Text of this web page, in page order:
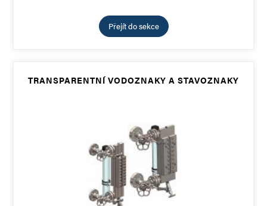
Přejít do sekce
TRANSPARENTNÍ VODOZNAKY A STAVOZNAKY